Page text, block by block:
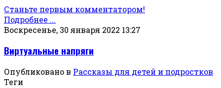
Станьте первым комментатором!
Подробнее ...
Воскресенье, 30 января 2022 13:27
Виртуальные напряги
Опубликовано в Рассказы для детей и подростков
Теги